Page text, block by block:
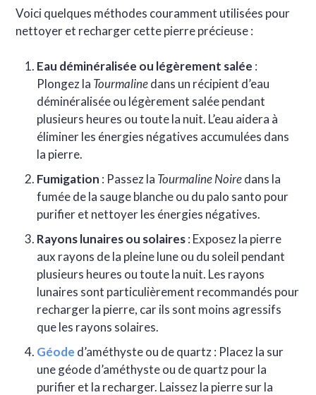
Voici quelques méthodes couramment utilisées pour
nettoyer et recharger cette pierre précieuse :
Eau déminéralisée ou légèrement salée :
Plongez la Tourmalinedans un récipient d’eau
déminéralisée ou légèrement salée pendant
plusieurs heures ou toute la nuit. L’eau aidera à
éliminer les énergies négatives accumulées dans
la pierre.
Fumigation : Passez la Tourmaline Noiredans la
fumée de la sauge blanche ou du palo santo pour
purifier et nettoyer les énergies négatives.
Rayons lunaires ou solaires: Exposez la pierre
aux rayons de la pleine lune ou du soleil pendant
plusieurs heures ou toute la nuit. Les rayons
lunaires sont particulièrement recommandés pour
recharger la pierre, car ils sont moins agressifs
que les rayons solaires.
Géode d’améthyste ou de quartz : Placez la sur
une géode d’améthyste ou de quartz pour la
purifier et la recharger. Laissez la pierre sur la